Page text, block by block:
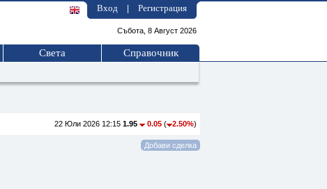
Вход Регистрация
Събота, 8 Август 2026
Света Справочник
22 Юли 2026 12:15 1.95 0.05 ( 2.50%)